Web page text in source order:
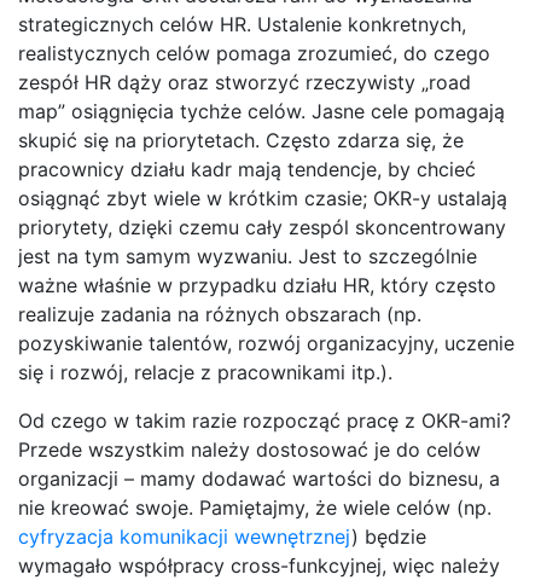
strategicznych celów HR. Ustalenie konkretnych,
realistycznych celów pomaga zrozumieć, do czego
zespół HR dąży oraz stworzyć rzeczywisty „road
map” osiągnięcia tychże celów. Jasne cele pomagają
skupić się na priorytetach. Często zdarza się, że
pracownicy działu kadr mają tendencje, by chcieć
osiągnąć zbyt wiele w krótkim czasie; OKR-y ustalają
priorytety, dzięki czemu cały zespól skoncentrowany
jest na tym samym wyzwaniu. Jest to szczególnie
ważne właśnie w przypadku działu HR, który często
realizuje zadania na różnych obszarach (np.
pozyskiwanie talentów, rozwój organizacyjny, uczenie
się i rozwój, relacje z pracownikami itp.).
Od czego w takim razie rozpocząć pracę z OKR-ami?
Przede wszystkim należy dostosować je do celów
organizacji – mamy dodawać wartości do biznesu, a
nie kreować swoje. Pamiętajmy, że wiele celów (np.
cyfryzacja komunikacji wewnętrznej) będzie
wymagało współpracy cross-funkcyjnej, więc należy